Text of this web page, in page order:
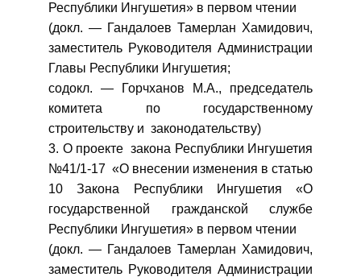
Республики Ингушетия» в первом чтении
(докл. — Гандалоев Тамерлан Хамидович,
заместитель Руководителя Администрации
Главы Республики Ингушетия;
содокл. — Горчханов М.А., председатель
комитета по государственному
строительству и законодательству)
3. О проекте закона Республики Ингушетия
№41/1-17 «О внесении изменения в статью
10 Закона Республики Ингушетия «О
государственной гражданской службе
Республики Ингушетия» в первом чтении
(докл. — Гандалоев Тамерлан Хамидович,
заместитель Руководителя Администрации